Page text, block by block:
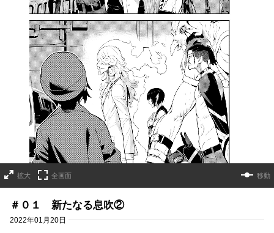
拡大 全画面 移動
＃０１ 新たなる息吹②
2022年01月20日